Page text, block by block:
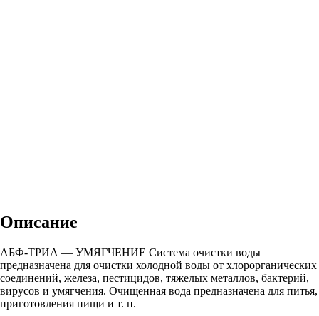
Описание
АБФ-ТРИА — УМЯГЧЕНИЕ Система очистки воды
предназначена для очистки холодной воды от хлорорганических
соединений, железа, пестицидов, тяжелых металлов, бактерий,
вирусов и умягчения. Очищенная вода предназначена для питья,
приготовления пищи и т. п.